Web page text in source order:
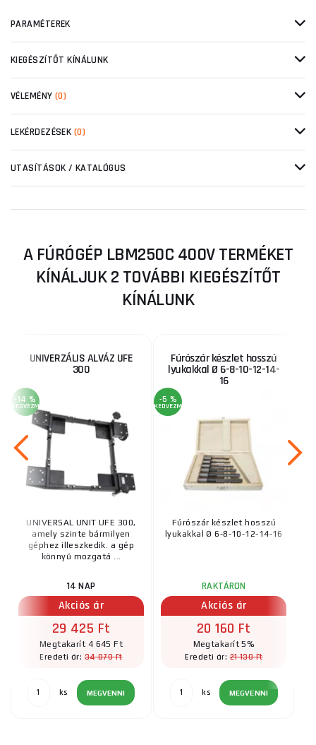
PARAMÉTEREK
KIEGÉSZÍTŐT KÍNÁLUNK
VÉLEMÉNY (0)
LEKÉRDEZÉSEK (0)
UTASÍTÁSOK / KATALÓGUS
A FÚRÓGÉP LBM250C 400V TERMÉKET
KÍNÁLJUK 2 TOVÁBBI KIEGÉSZÍTŐT
KÍNÁLUNK
UNIVERZÁLIS ALVÁZ UFE
300
-14 %
KEDVEZMÉNY
UNIVERSAL UNIT UFE 300,
amely szinte bármilyen
géphez illeszkedik. a gép
könnyű mozgatá ...
14 NAP
Akciós ár
29 425 Ft
Megtakarít 4 645 Ft
Eredeti ár:34 070 Ft
ks MEGVENNI
Fúrószár készlet hosszú
lyukakkal Ø 6-8-10-12-14-
16
-5 %
KEDVEZMÉNY
Fúrószár készlet hosszú
lyukakkal Ø 6-8-10-12-14-16
RAKTÁRON
Akciós ár
20 160 Ft
Megtakarít 5%
Eredeti ár:21 130 Ft
ks MEGVENNI